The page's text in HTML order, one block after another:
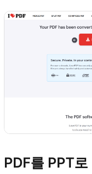
PDF를 PPT